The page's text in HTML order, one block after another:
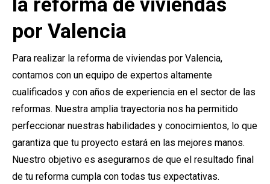
por Valencia
Para realizar la reforma de viviendas por Valencia,
contamos con un equipo de expertos altamente
cualificados y con años de experiencia en el sector de las
reformas. Nuestra amplia trayectoria nos ha permitido
perfeccionar nuestras habilidades y conocimientos, lo que
garantiza que tu proyecto estará en las mejores manos.
Nuestro objetivo es asegurarnos de que el resultado final
de tu reforma cumpla con todas tus expectativas.